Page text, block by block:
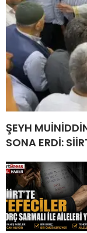
ŞEYH
SONA ERDİ: